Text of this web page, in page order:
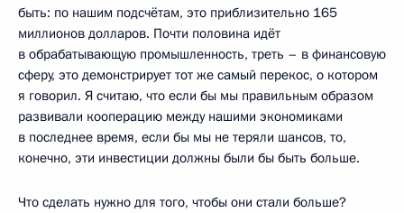
быть: по нашим подсчётам, это приблизительно 165
миллионов долларов. Почти половина идёт
в обрабатывающую промышленность, треть – в финансовую
сферу, это демонстрирует тот же самый перекос, о котором
я говорил. Я считаю, что если бы мы правильным образом
развивали кооперацию между нашими экономиками
в последнее время, если бы мы не теряли шансов, то,
конечно, эти инвестиции должны были бы быть больше.
Что сделать нужно для того, чтобы они стали больше?